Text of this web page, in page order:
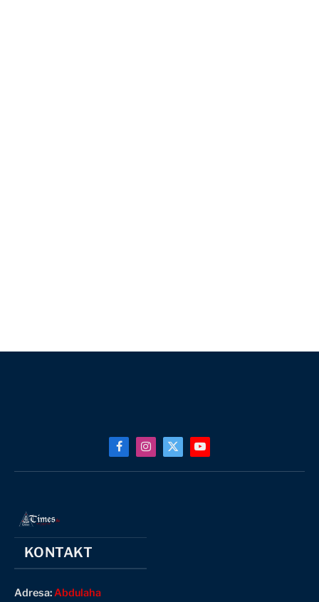
FacebookInstagram
X
YouTube
KONTAKT
Adresa:Abdulaha